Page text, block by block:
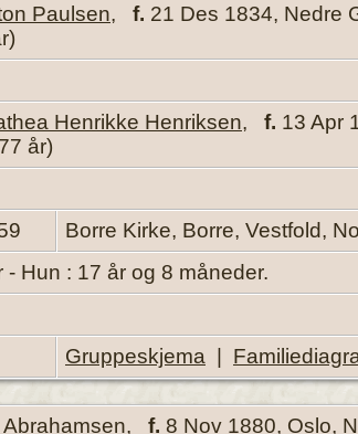
Paulsen, f. 21 Des 1834, Nedre
Henrikke Henriksen, f. 13 Apr
år)
Borre Kirke, Borre, Vestfold,
- Hun : 17 år og 8 måneder.
Gruppeskjema |
, f. 8 Nov 1880, Oslo,